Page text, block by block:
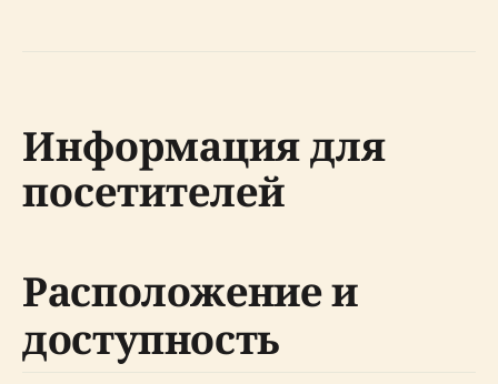
Информация для
посетителей
Расположение и
доступность